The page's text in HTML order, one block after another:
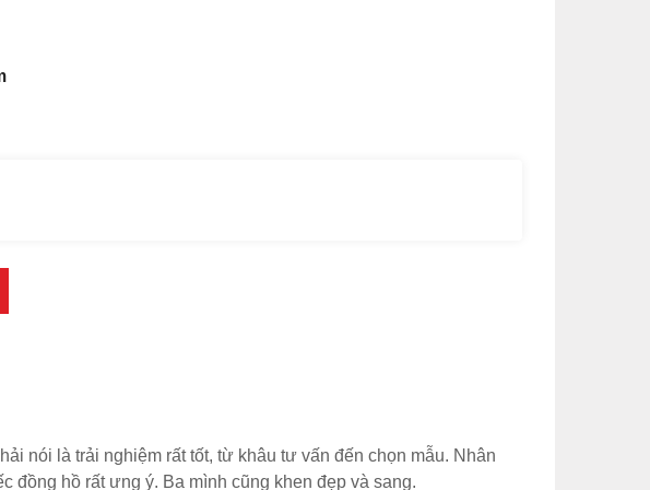
nói là trải nghiệm rất tốt, từ khâu tư vấn đến chọn mẫu. Nhân
đồng hồ rất ưng ý. Ba mình cũng khen đẹp và sang.